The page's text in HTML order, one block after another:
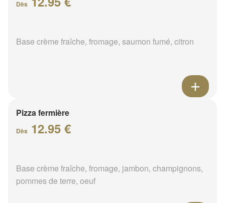
Dès
Base crème fraîche, fromage, saumon fumé, citron
Pizza fermière
Dès 12.95 €
Base crème fraîche, fromage, jambon, champignons,
pommes de terre, oeuf